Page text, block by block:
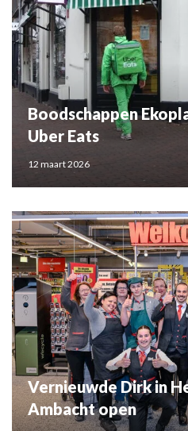
Boodschappen
Uber Eats
12 maart 2026
Vernieuwde Dirk in
Ambacht open